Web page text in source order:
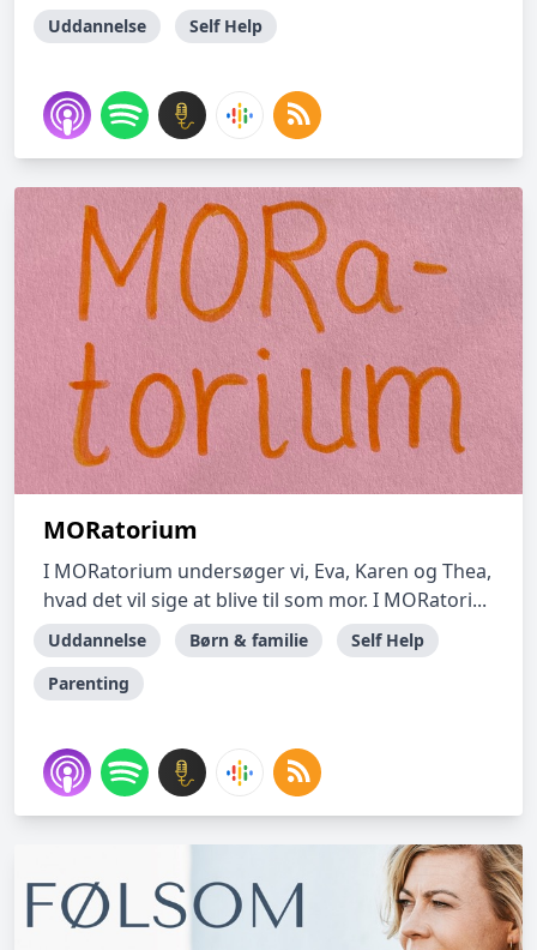
Uddannelse Self Help
MORatorium
I MORatorium undersøger vi, Eva, Karen og Thea,
hvad det vil sige at blive til som mor. I MORatori...
Uddannelse Børn & familie
Self Help
Parenting